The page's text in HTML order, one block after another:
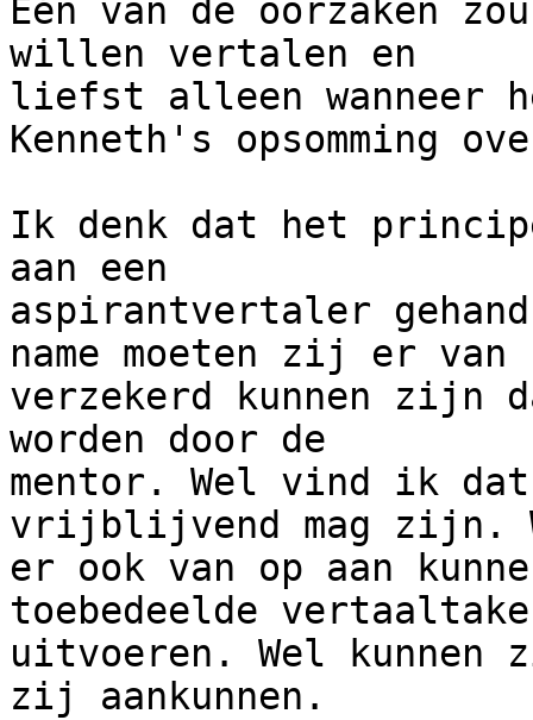
Eén van de oorzaken
willen vertalen en
liefst alleen wanneer
Kenneth's opsomming
Ik denk dat het
aan een
aspirantvertaler
name moeten zij er van
verzekerd kunnen zijn
worden door de
mentor. Wel vind ik
vrijblijvend mag zijn.
er ook van op aan
toebedeelde
uitvoeren. Wel kunnen
zij aankunnen.